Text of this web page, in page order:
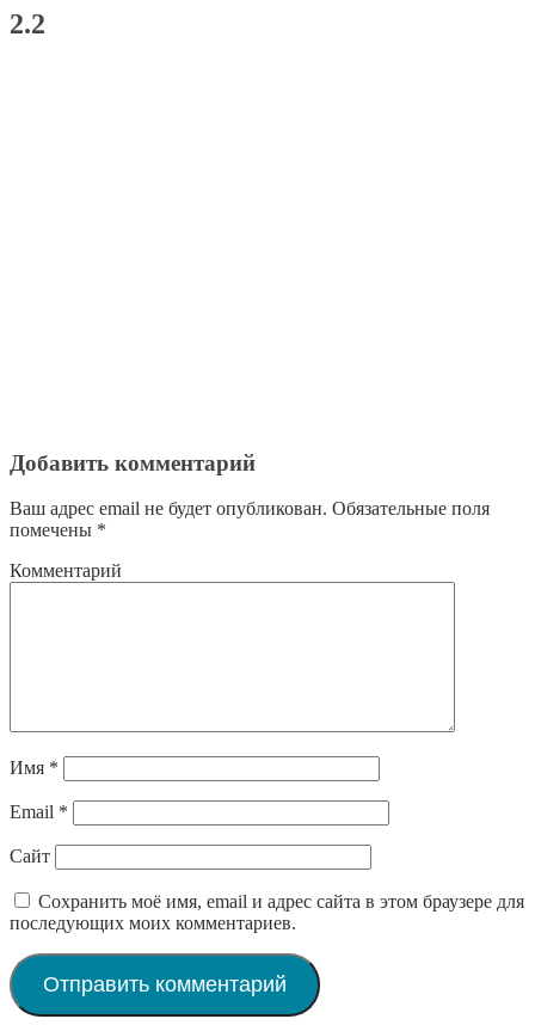
2.2
Добавить комментарий
Ваш адрес email не будет опубликован. Обязательные поля
помечены *
Комментарий
Имя *
Email *
Сайт
Сохранить моё имя, email и адрес сайта в этом браузере для
последующих моих комментариев.